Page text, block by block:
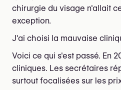
chirurgie du visage n'allait
exception.
J'ai choisi la mauvaise
Voici ce qui s'est passé. En
cliniques. Les secrétaires
surtout focalisées sur les